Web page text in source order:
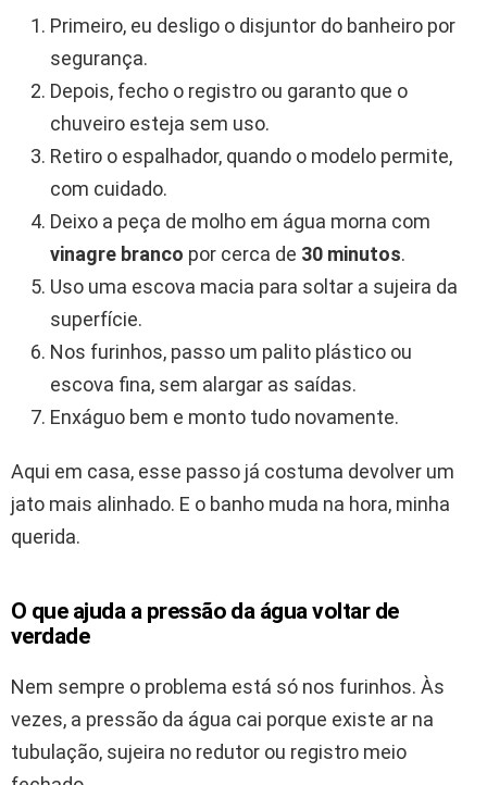
Primeiro, eu desligo o disjuntor do banheiro por
segurança.
Depois, fecho o registro ou garanto que o
chuveiro esteja sem uso.
Retiro o espalhador, quando o modelo permite,
com cuidado.
Deixo a peça de molho em água morna com
vinagre branco por cerca de 30 minutos.
Uso uma escova macia para soltar a sujeira da
superfície.
Nos furinhos, passo um palito plástico ou
escova fina, sem alargar as saídas.
Enxáguo bem e monto tudo novamente.
Aqui em casa, esse passo já costuma devolver um
jato mais alinhado. E o banho muda na hora, minha
querida.
O que ajuda a pressão da água voltar de
verdade
Nem sempre o problema está só nos furinhos. Às
vezes, a pressão da água cai porque existe ar na
tubulação, sujeira no redutor ou registro meio